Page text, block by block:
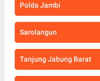
Polda Jambi
Sarolangun
Tanjung Jabung Barat